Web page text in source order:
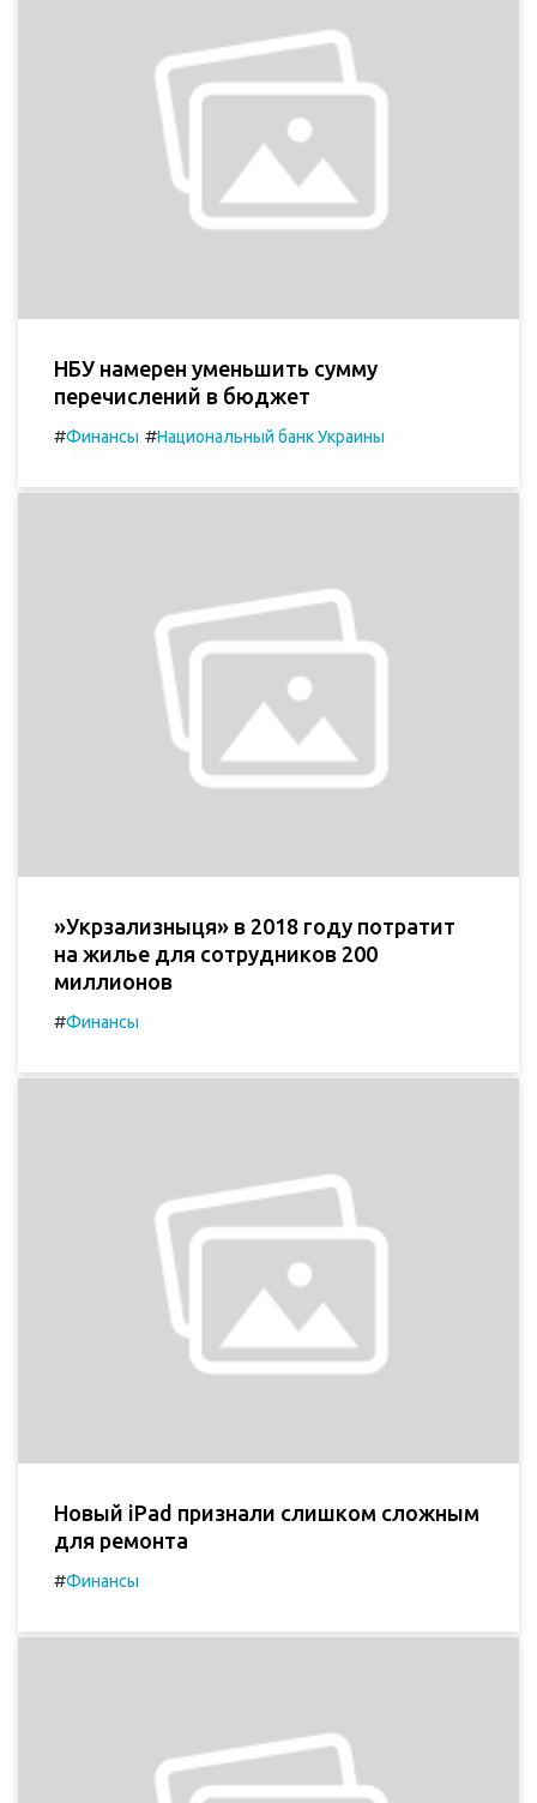
НБУ намерен уменьшить сумму
перечислений в бюджет
#Финансы #Национальный банк Украины
»Укрзализныця» в 2018 году потратит
на жилье для сотрудников 200
миллионов
#Финансы
Новый iPad признали слишком сложным
для ремонта
#Финансы